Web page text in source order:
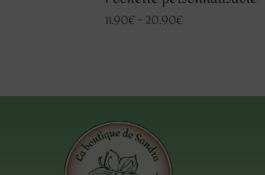
11.90€–20.90€